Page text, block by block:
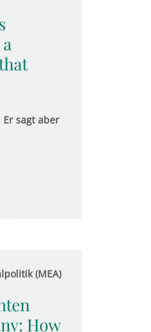
sagt aber
(MEA)
How